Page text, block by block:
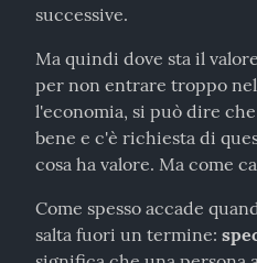
successive.
Ma quindi dove sta il
per non entrare troppo
l'economia, si può dire
bene e c'è richiesta di
cosa ha valore. Ma come
Come spesso accade
salta fuori un termine: